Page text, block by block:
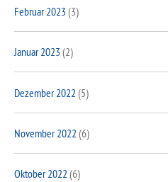
Februar 2023(3)
Januar 2023(2)
Dezember 2022 (5)
November 2022 (6)
Oktober 2022 (6)